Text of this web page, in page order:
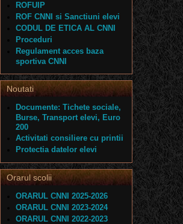
ROFUIP
ROF CNNI si Sanctiuni elevi
CODUL DE ETICA AL CNNI
Proceduri
Regulament acces baza
sportiva CNNI
Noutati
Documente: Tichete sociale,
Burse, Transport elevi, Euro
200
Activitati consiliere cu printii
Protectia datelor elevi
Orarul scolii
ORARUL CNNI 2025-2026
ORARUL CNNI 2023-2024
ORARUL CNNI 2022-2023